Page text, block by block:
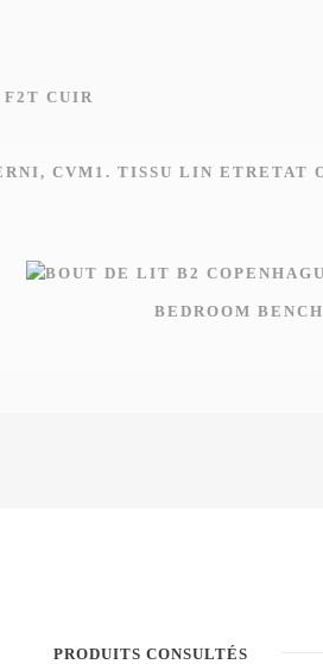
BEDROOM BENCH
PRODUITS CONSULTÉS